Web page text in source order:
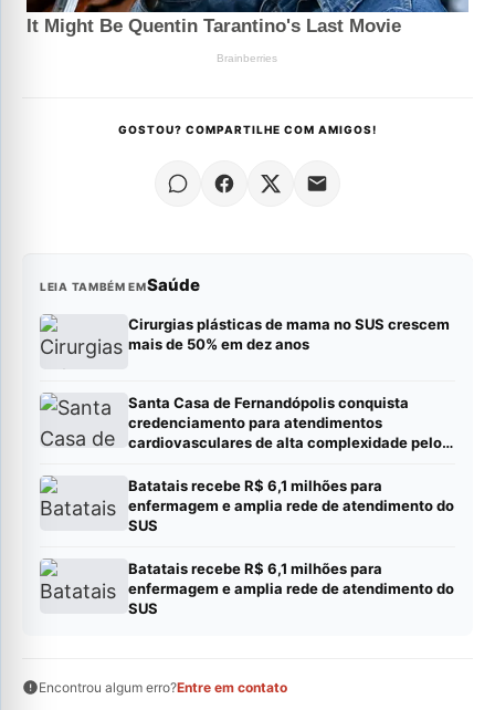
GOSTOU? COMPARTILHE COM AMIGOS!
LEIA TAMBÉM EMSaúde
Cirurgias plásticas de mama no SUS crescem
mais de 50% em dez anos
Santa Casa de Fernandópolis conquista
credenciamento para atendimentos
cardiovasculares de alta complexidade pelo
Batatais recebe R$ 6,1 milhões para
enfermagem e amplia rede de atendimento do
SUS
Batatais recebe R$ 6,1 milhões para
enfermagem e amplia rede de atendimento do
SUS
Encontrou algum erro?Entre em contato